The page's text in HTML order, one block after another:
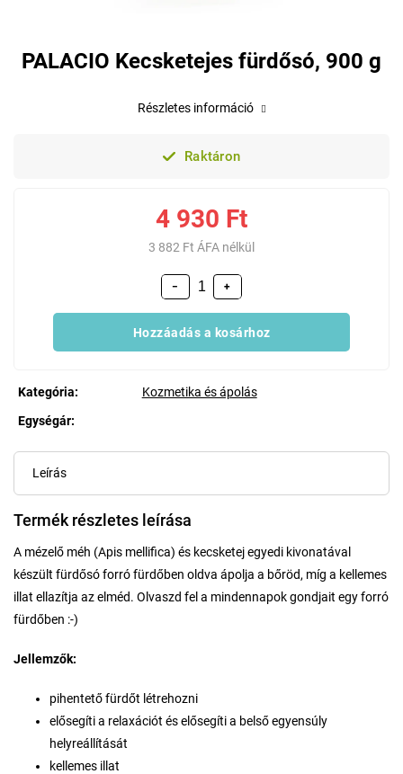
PALACIO Kecsketejes fürdősó, 900 g
Raktáron
4 930 Ft
3 882 Ft ÁFA nélkül
+
−
Hozzáadás a kosárhoz
Kategória:
Kozmetika és ápolás
Egységár:
Részletes információ
Leírás
Termék részletes leírása
A mézelő méh (Apis mellifica) és kecsketej egyedi kivonatával
készült fürdősó forró fürdőben oldva ápolja a bőröd, míg a kellemes
illat ellazítja az elméd. Olvaszd fel a mindennapok gondjait egy forró
fürdőben :-)
Jellemzők:
pihentető fürdőt létrehozni
elősegíti a relaxációt és elősegíti a belső egyensúly
helyreállítását
kellemes illat